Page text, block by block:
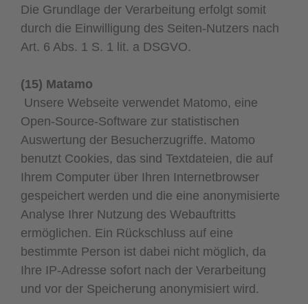
Die Grundlage der Verarbeitung erfolgt somit
durch die Einwilligung des Seiten-Nutzers nach
Art. 6 Abs. 1 S. 1 lit. a DSGVO.
(15) Matamo
Unsere Webseite verwendet Matomo, eine
Open-Source-Software zur statistischen
Auswertung der Besucherzugriffe. Matomo
benutzt Cookies, das sind Textdateien, die auf
Ihrem Computer über Ihren Internetbrowser
gespeichert werden und die eine anonymisierte
Analyse Ihrer Nutzung des Webauftritts
ermöglichen. Ein Rückschluss auf eine
bestimmte Person ist dabei nicht möglich, da
Ihre IP-Adresse sofort nach der Verarbeitung
und vor der Speicherung anonymisiert wird.